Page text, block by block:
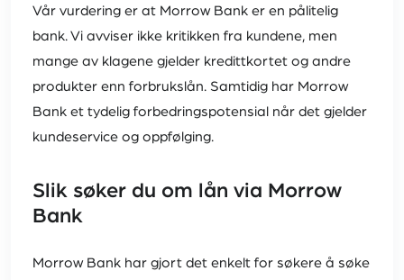
Vår vurdering er at Morrow Bank er en pålitelig
bank. Vi avviser ikke kritikken fra kundene, men
mange av klagene gjelder kredittkortet og andre
produkter enn forbrukslån. Samtidig har Morrow
Bank et tydelig forbedringspotensial når det gjelder
kundeservice og oppfølging.
Slik søker du om lån via Morrow
Bank
Morrow Bank har gjort det enkelt for søkere å søke